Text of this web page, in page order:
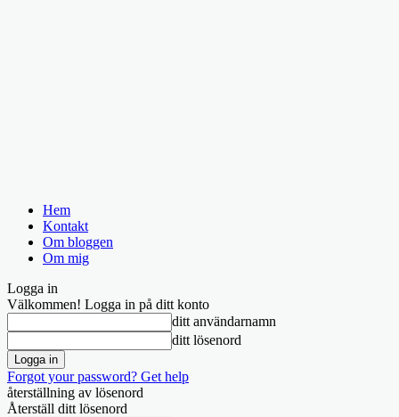
Hem
Kontakt
Om bloggen
Om mig
Logga in
Välkommen! Logga in på ditt konto
ditt användarnamn
ditt lösenord
Forgot your password? Get help
återställning av lösenord
Återställ ditt lösenord